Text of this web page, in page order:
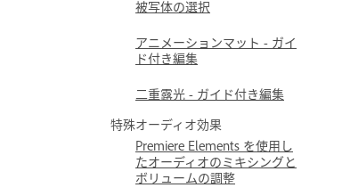
被写体の選択
アニメーションマット - ガイ
ド付き編集
二重露光 - ガイド付き編集
特殊オーディオ効果
Premiere Elements を使用し
たオーディオのミキシングと
ボリュームの調整